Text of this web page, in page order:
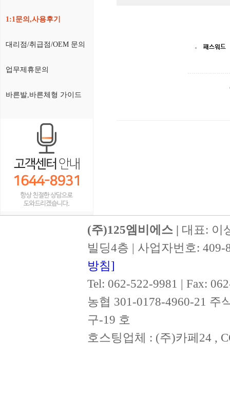
1:1문의,사용후기
대리점/취급점/OEM 문의
업무제휴문의
바른발,바른체형 가이드
패스워드
(주)125엠비에스 | 대표: 이
빌딩4층 | 사업자번호:
방침]
Tel: 062-522-9981 | Fax:
농협 301-0178-4960-21 주
구-19 호
호스팅업체 : (주)카페24 ,